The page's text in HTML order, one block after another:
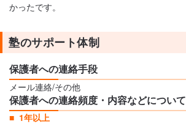
かったです。
塾のサポート体制
保護者への連絡手段
メール連絡/その他
保護者への連絡頻度・内容などについて
1年以上